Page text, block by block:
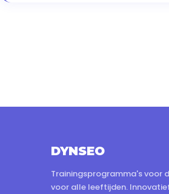
DYNSEO
Trainingsprogramma's voor
voor alle leeftijden.